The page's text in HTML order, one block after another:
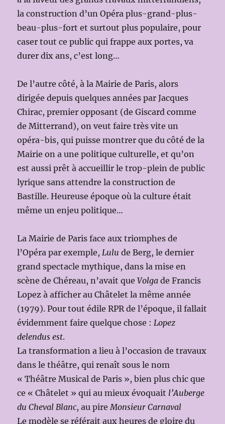
la construction d’un Opéra plus-grand-plus-
beau-plus-fort et surtout plus populaire, pour
caser tout ce public qui frappe aux portes, va
durer dix ans, c’est long…
De l’autre côté, à la Mairie de Paris, alors
dirigée depuis quelques années par Jacques
Chirac, premier opposant (de Giscard comme
de Mitterrand), on veut faire très vite un
opéra-bis, qui puisse montrer que du côté de la
Mairie on a une politique culturelle, et qu’on
est aussi prêt à accueillir le trop-plein de public
lyrique sans attendre la construction de
Bastille. Heureuse époque où la culture était
même un enjeu politique…
La Mairie de Paris face aux triomphes de
l’Opéra par exemple, Lulu de Berg, le dernier
grand spectacle mythique, dans la mise en
scène de Chéreau, n’avait queVolga de Francis
Lopez à afficher au Châtelet la même année
(1979). Pour tout édile RPR de l’époque, il fallait
évidemment faire quelque chose : Lopez
delendus est.
La transformation a lieu à l’occasion de travaux
dans le théâtre, qui renaît sous le nom
« Théâtre Musical de Paris », bien plus chic que
ce « Châtelet » qui au mieux évoquait l’Auberge
du Cheval Blanc, au pire Monsieur Carnaval
Le modèle se référait aux heures de gloire du